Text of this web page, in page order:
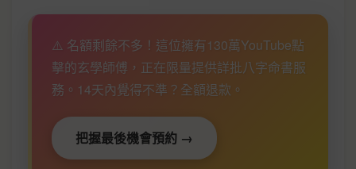
⚠️ 名額剩餘不多！這位擁有130萬YouTube點
擊的玄學師傅，正在限量提供詳批八字命書服
務。14天內覺得不準？全額退款。
把握最後機會預約 →